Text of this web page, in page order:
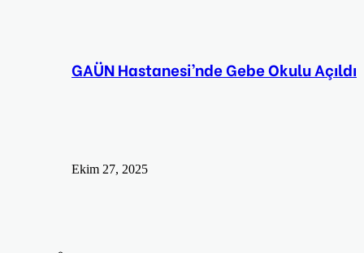
GAÜN Hastanesi’nde Gebe Okulu Açıldı
Ekim 27, 2025